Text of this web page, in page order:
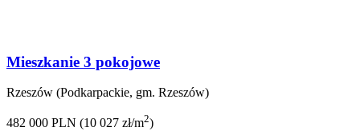
Mieszkanie 3 pokojowe
Rzeszów (Podkarpackie, gm. Rzeszów)
482 000 PLN (10 027 zł/m2)